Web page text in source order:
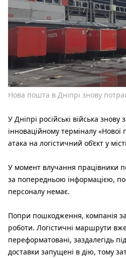
Нова пошта в Дніпрі знову
У Дніпрі російські війська знову
інноваційному терміналу
атака на логістичний об’єкт у
У момент влучання працівники
за попередньою інформацією,
персоналу немає.
Попри пошкодження, компанія
роботи. Логістичні маршрути
переформатовані, заздалегідь
доставки запущені в дію, тому